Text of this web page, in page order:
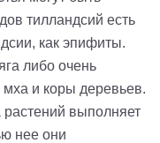
тилландсий есть
как эпифиты.
либо очень
мха и коры деревьев.
растений выполняет
нее они